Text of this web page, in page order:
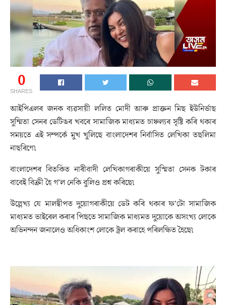
0
SHARES
আইপিএলৰ জনক ব্যৱসায়ী ললিত মোদী আৰু প্ৰাক্তন মিছ ইউনিৰ্ভাছ
সুম্মিতা সেনৰ ডেটিঙৰ খবৰে সামাজিক মাধ্যমত চাঞ্চল্যৰ সৃষ্টি কৰি থকাৰ
সময়তে এই সম্পৰ্কে মুখ খুলিছে বাংলাদেশৰ নিৰ্বাসিত লেখিকা তছলিমা
নাছৰিণে৷
বাংলাদেশৰ বিতৰ্কিত নাৰীবাদী লেখিকাগৰাকীয়ে সুস্মিতা সেনক টকাৰ
বাবেই বিক্ৰী হৈ গ’ল নেকি বুলিও প্ৰশ্ন কৰিছে৷
উল্লেখ্য যে মালদ্বীপত দুয়োগৰাকীয়ে ডেট কৰি থকাৰ ফ’টো সামাজিক
মাধ্যমত ভাইৰেল কৰাৰ পিছতে সামাজিক মাধ্যমত দুয়োকে অসংখ্য লোকে
অভিনন্দন জনালেও অধিকাংশ লোকে ট্ৰল কৰাহে পৰিলক্ষিত হৈছে৷